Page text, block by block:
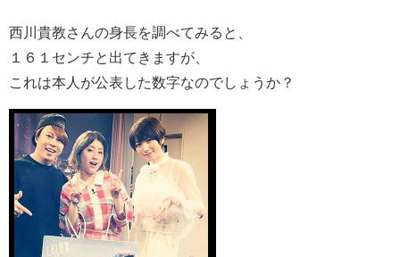
西川貴教さんの身長を調べてみると、
１６１センチと出てきますが、
これは本人が公表した数字なのでしょうか？